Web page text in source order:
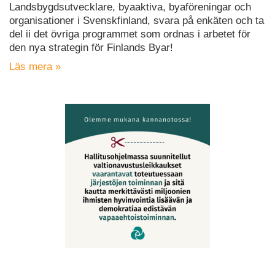
Landsbygdsutvecklare, byaaktiva, byaföreningar och
organisationer i Svenskfinland, svara på enkäten och ta
del ii det övriga programmet som ordnas i arbetet för
den nya strategin för Finlands Byar!
Läs mera »